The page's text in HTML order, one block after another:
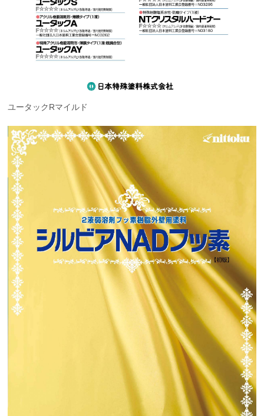
ユータックRマイルド